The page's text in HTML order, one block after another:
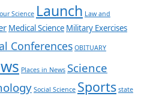
Science Launch Law and
Medical Science Military Exercises
Conferences OBITUARY
Places in News Science
Social Science Sports state